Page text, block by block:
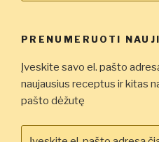
PRENUMERUOTI
Įveskite savo el. pašto
naujausius receptus ir kitas
pašto dėžutę